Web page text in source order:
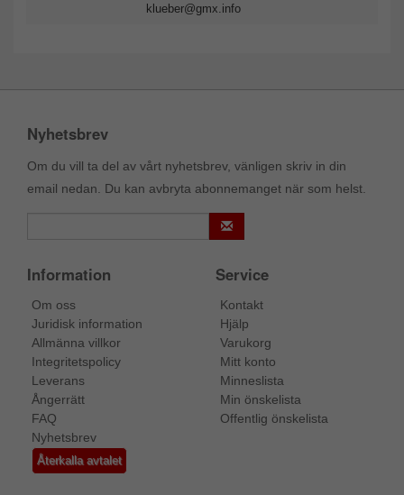
klueber@gmx.info
Nyhetsbrev
Om du vill ta del av vårt nyhetsbrev, vänligen skriv in din
email nedan. Du kan avbryta abonnemanget när som helst.
Information
Om oss
Juridisk information
Allmänna villkor
Integritetspolicy
Leverans
Ångerrätt
FAQ
Nyhetsbrev
Återkalla avtalet
Service
Kontakt
Hjälp
Varukorg
Mitt konto
Minneslista
Min önskelista
Offentlig önskelista